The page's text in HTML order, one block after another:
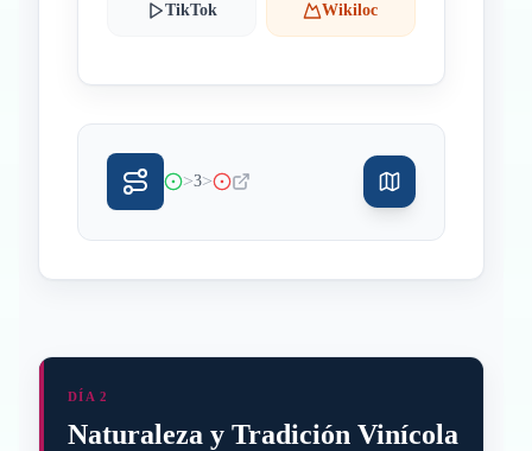
TikTok Wikiloc
>3>
DÍA 2
Naturaleza y Tradición Vinícola